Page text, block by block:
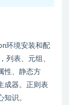
环境安装和配
列表、元组、
性、静态方
成器。正则表
识。